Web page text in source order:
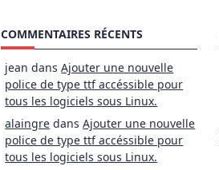
COMMENTAIRES RÉCENTS
jean dansAjouter une nouvelle
police de type ttf accéssible pour
tous les logiciels sous Linux.
alaingre dansAjouter une nouvelle
police de type ttf accéssible pour
tous les logiciels sous Linux.